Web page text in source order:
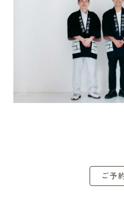
ご予